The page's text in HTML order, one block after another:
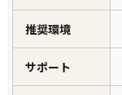
推奨環境
サポート